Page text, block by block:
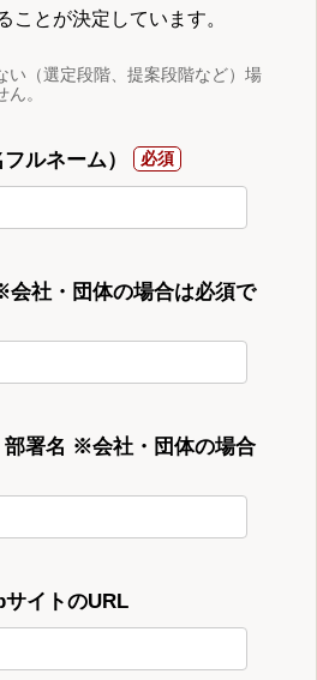
ことが決定しています。
（選定段階、提案段階など）場
。
ルネーム）
社・団体の場合は必須で
部署名 ※会社・団体の場合
イトのURL